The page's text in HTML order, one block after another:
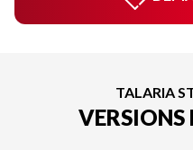
TALARIA
VERSIONS